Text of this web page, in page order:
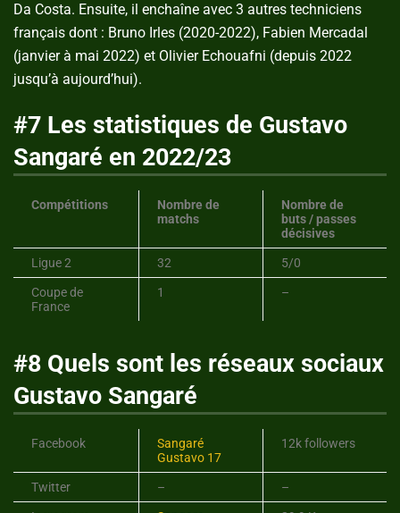
Da Costa. Ensuite, il enchaîne avec 3 autres techniciens
français dont : Bruno Irles (2020-2022), Fabien Mercadal
(janvier à mai 2022) et Olivier Echouafni (depuis 2022
jusqu’à aujourd’hui).
#7 Les statistiques de Gustavo
Sangaré en 2022/23
Compétitions
Nombre de
matchs
Nombre de
buts / passes
décisives
Ligue 2 32 5/0
Coupe de
France
1 –
#8 Quels sont les réseaux sociaux
Gustavo Sangaré
Facebook
Sangaré
Gustavo 17
12k followers
Twitter – –